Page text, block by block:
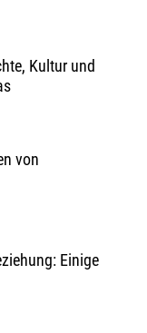
Kultur und
von
Einige